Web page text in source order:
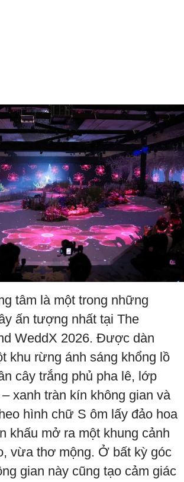
tâm là một trong những
ấn tượng nhất tại The
WeddX 2026. Được dàn
khu rừng ánh sáng khổng lồ
cây trắng phủ pha lê, lớp
xanh tràn kín không gian và
hình chữ S ôm lấy đảo hoa
khấu mở ra một khung cảnh
vừa thơ mộng. Ở bất kỳ góc
gian này cũng tạo cảm giác